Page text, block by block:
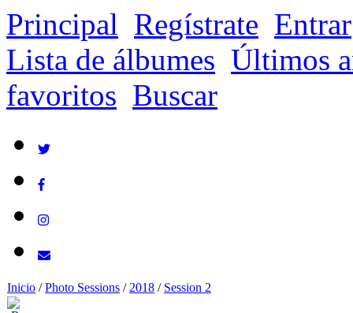
Principal Regístrate Entrar
Lista de álbumes Últimos
favoritos Buscar
Inicio /Photo Sessions / 2018 / Session 2